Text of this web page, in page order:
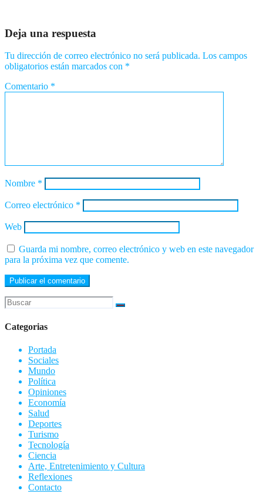
Deja una respuesta
Tu dirección de correo electrónico no será publicada. Los campos
obligatorios están marcados con *
Comentario *
Nombre *
Correo electrónico *
Web
Guarda mi nombre, correo electrónico y web en este navegador
para la próxima vez que comente.
Categorias
Portada
Sociales
Mundo
Política
Opiniones
Economía
Salud
Deportes
Turismo
Tecnología
Ciencia
Arte, Entretenimiento y Cultura
Reflexiones
Contacto